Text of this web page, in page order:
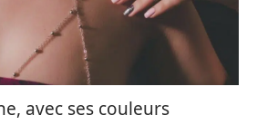
avec ses couleurs